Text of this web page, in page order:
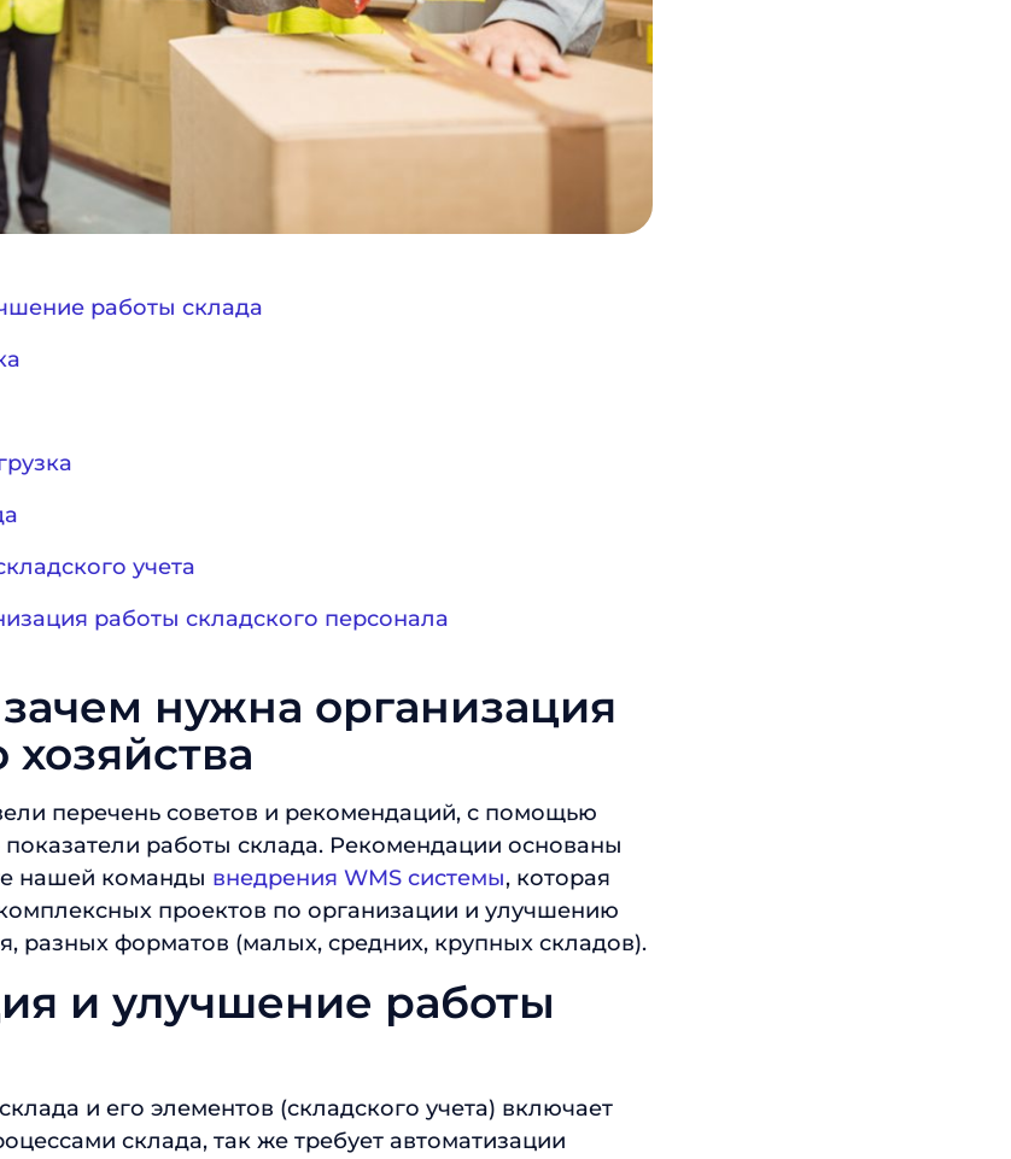
работы склада
учета
работы складского персонала
нужна организация
хозяйства
перечень советов и рекомендаций, с помощью
работы склада. Рекомендации основаны
нашей команды внедрения WMS системы, которая
проектов по организации и улучшению
разных форматов (малых, средних, крупных складов).
и улучшение работы
и его элементов (складского учета) включает
склада, так же требует автоматизации
Отправить